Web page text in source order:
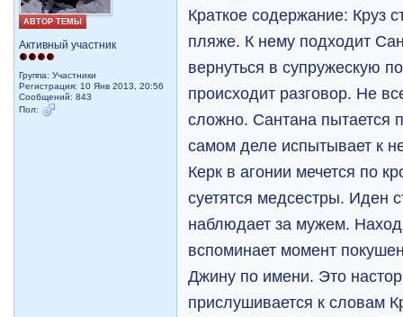
АВТОР ТЕМЫ
Активный участник
Группа: Участники
Регистрация: 10 Янв 2013, 20:56
Сообщений: 843
Пол:
Краткое содержание: Круз
пляже. К нему подходит
вернуться в супружескую
происходит разговор. Не
сложно. Сантана пытается
самом деле испытывает к
Керк в агонии мечется по
суетятся медсестры. Иден
наблюдает за мужем.
вспоминает момент
Джину по имени. Это
прислушивается к словам